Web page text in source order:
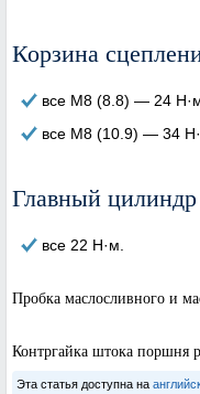
Корзина
все М8 (8.8) — 24
все М8 (10.9) — 34
Главный
все 22 Н·м.
Пробка маслосливного и
Контргайка штока поршня
Эта статья доступна на